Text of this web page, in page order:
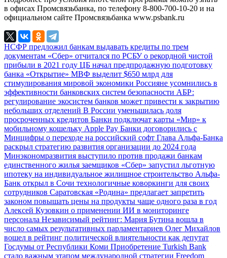
в офисах Промсвязьбанка, по телефону 8-800-700-10-20 и на
официальном сайте Промсвязьбанка www.psbank.ru
НСФР предложил банкам выдавать кредиты по трем
документам «Сбер» отчитался по РСБУ о рекордной чистой
прибыли в 2021 году ЦБ начал предпродажную подготовку
банка «Открытие» МВФ выделит $650 млрд для
стимулирования мировой экономики Россияне усомнились в
эффективности банковских систем безопасности АБР:
регулирование экосистем банков может привести к закрытию
небольших отделений В России уменьшилась доля
просроченных кредитов Банки подключат карты «Мир» к
мобильному кошельку Apple Pay Банки договорились с
Минцифры о переходе на российский софт Глава Альфа-Банка
раскрыл стратегию развития организации до 2024 года
Минэкономразвития выступило против продажи банкам
единственного жилья заемщиков «Сбер» запустил льготную
ипотеку на индивидуальное жилищное строительство Альфа-
Банк открыл в Сочи технологичные коворкинги для своих
сотрудников Саратовская «Родина» предлагает запретить
законом повышать цены на продукты чаще одного раза в год
Алексей Кузовкин о применении ИИ в мониторинге
персонала Независимый рейтинг: Мария Бутина вошла в
число самых результативных парламентариев Олег Михайлов
вошел в рейтинг политической влиятельности как депутат
Госдумы от Республики Коми Приобретение Turkish Bank
стало важным этапом международной стратегии Freedom